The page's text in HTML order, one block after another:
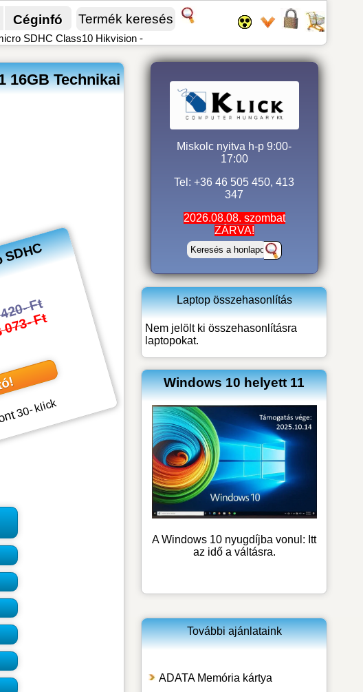
Céginfó
SDHC Class10 Hikvision -
16GB Technikai
Ft
Ft
30- klick
Miskolc nyitva h-p 9:00-
17:00
Tel: +36 46 505 450, 413
347
2026.08.08. szombat
ZÁRVA!
Laptop összehasonlítás
Nem jelölt ki összehasonlításra
laptopokat.
Windows 10 helyett 11
A Windows 10 nyugdíjba vonul: Itt
az idő a váltásra.
További ajánlataink
ADATA Memória kártya